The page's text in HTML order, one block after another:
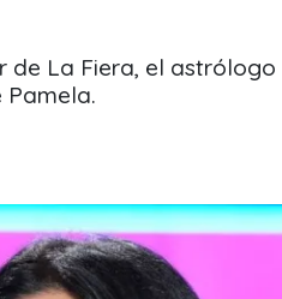
de La Fiera, el